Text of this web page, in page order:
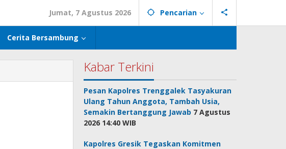
Jumat, 7 Agustus 2026 Pencarian
Cerita Bersambung
Kabar Terkini
Pesan Kapolres Trenggalek Tasyakuran
Ulang Tahun Anggota, Tambah Usia,
Semakin Bertanggung Jawab 7 Agustus
2026 14:40 WIB
Kapolres Gresik Tegaskan Komitmen